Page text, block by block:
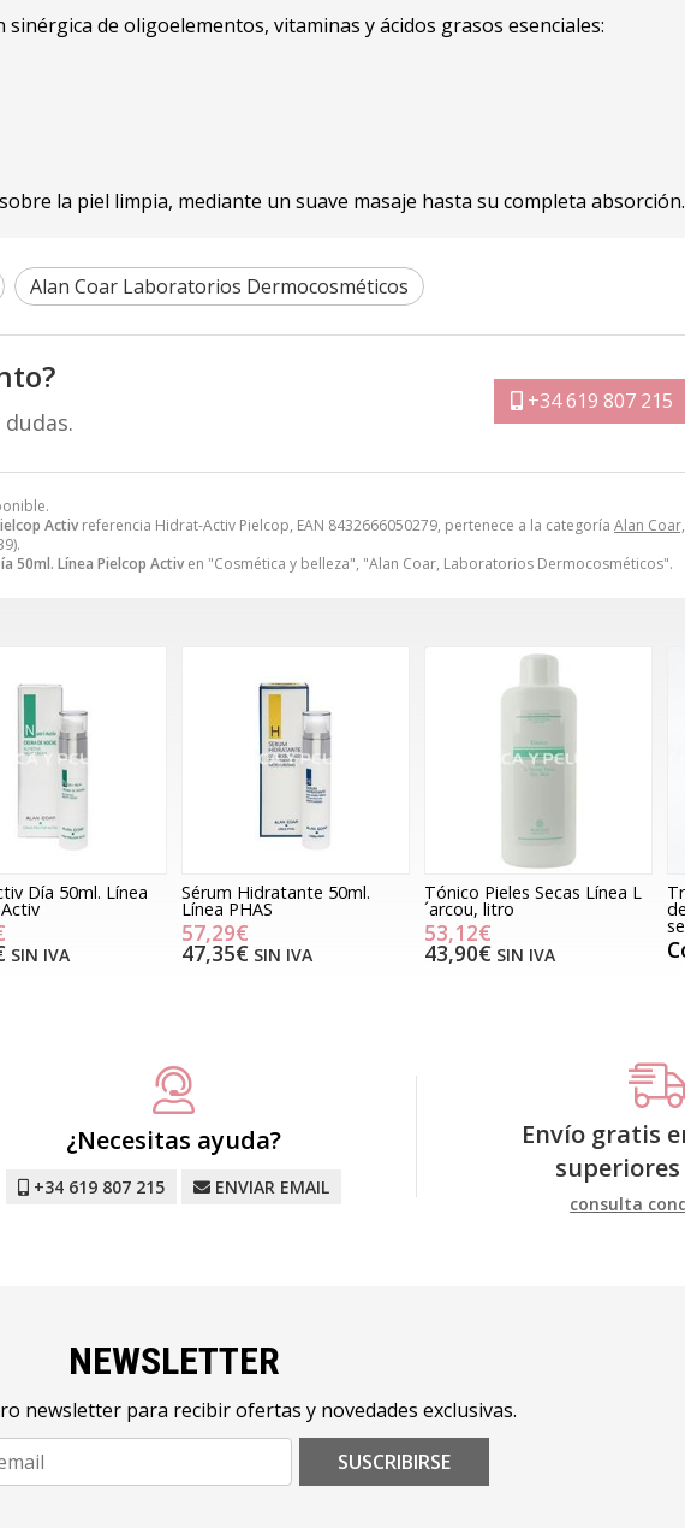
Activreferencia Hidrat-Activ Pielcop, EAN 8432666050279, pertenece a la categoría Alan
50ml. Línea Pielcop Activen "Cosmética y belleza", "Alan Coar, Laboratorios Dermocosméticos".
de oligoelementos, vitaminas y ácidos grasos esenciales:
la piel limpia, mediante un suave masaje hasta su completa absorción.
Alan Coar Laboratorios Dermocosméticos
+34 619 807 215
Día 50ml. Línea
SIN IVA
Sérum Hidratante 50ml.
Línea PHAS
57,29€
47,35€ SIN IVA
Tónico Pieles Secas Línea L
´arcou, litro
53,12€
43,90€ SIN IVA
¿Necesitas ayuda?
+34 619 807 215 ENVIAR EMAIL
Envío gratis
superiores
consulta
NEWSLETTER
newsletter para recibir ofertas y novedades exclusivas.
SUSCRIBIRSE